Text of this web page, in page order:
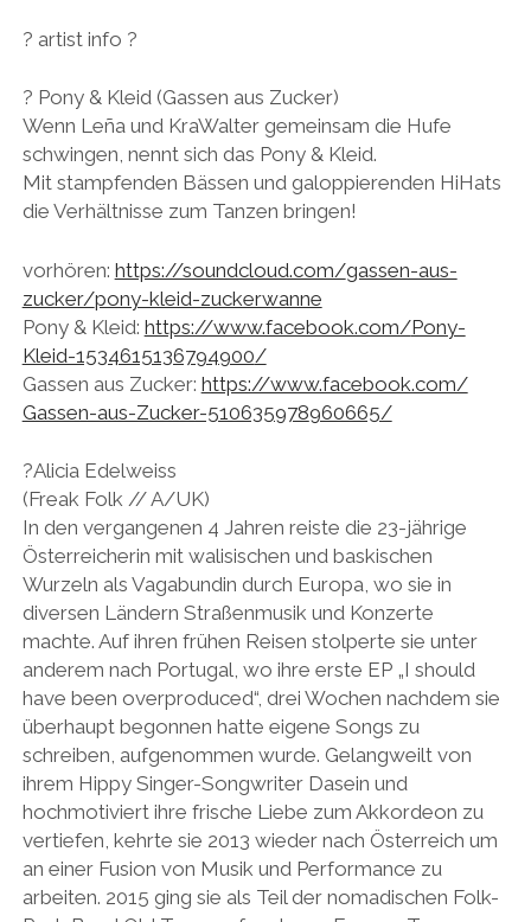
? artist info ?
? Pony & Kleid (Gassen aus Zucker)
Wenn Leña und KraWalter gemeinsam die Hufe
schwingen, nennt sich das Pony & Kleid.
Mit stampfenden Bässen und galoppierenden HiHats
die Verhältnisse zum Tanzen bringen!
vorhören: https://soundcloud.com/gassen-aus-
zucker/pony-kleid-zuckerwanne
Pony & Kleid: https://www.facebook.com/Pony-
Kleid-1534615136794900/
Gassen aus Zucker: https://www.facebook.com/
Gassen-aus-Zucker-510635978960665/
?Alicia Edelweiss
(Freak Folk // A/UK)
In den vergangenen 4 Jahren reiste die 23-jährige
Österreicherin mit walisischen und baskischen
Wurzeln als Vagabundin durch Europa, wo sie in
diversen Ländern Straßenmusik und Konzerte
machte. Auf ihren frühen Reisen stolperte sie unter
anderem nach Portugal, wo ihre erste EP „I should
have been overproduced“, drei Wochen nachdem sie
überhaupt begonnen hatte eigene Songs zu
schreiben, aufgenommen wurde. Gelangweilt von
ihrem Hippy Singer-Songwriter Dasein und
hochmotiviert ihre frische Liebe zum Akkordeon zu
vertiefen, kehrte sie 2013 wieder nach Österreich um
an einer Fusion von Musik und Performance zu
arbeiten. 2015 ging sie als Teil der nomadischen Folk-